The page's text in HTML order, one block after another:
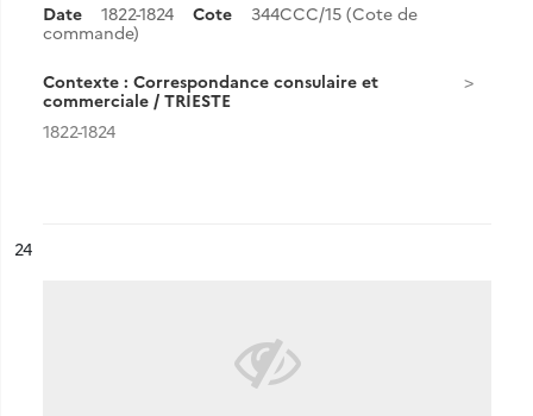
Date 1822-1824 Cote
344CCC/15 (Cote de
commande)
Contexte : Correspondance consulaire et
commerciale / TRIESTE
1822-1824
n°
24